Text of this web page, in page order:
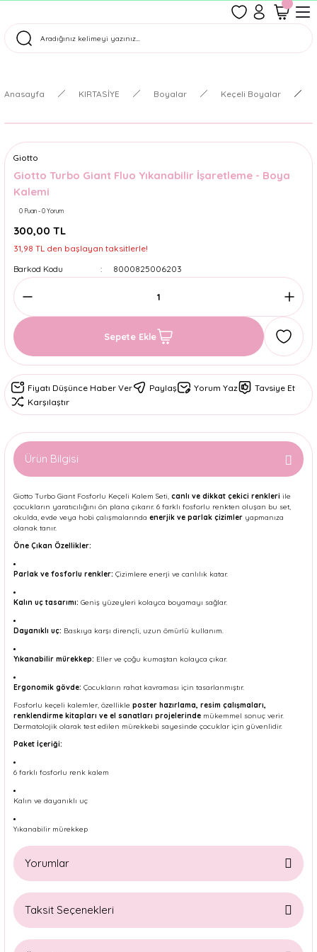
Tüm Siparişler Aynı Gün Kargoda!
Anasayfa KIRTASİYE Boyalar Keçeli Boyalar
Giotto
Giotto Turbo Giant Fluo Yıkanabilir İşaretleme - Boya
Kalemi
0 Puan - 0 Yorum
300,00 TL
31,98 TL den başlayan taksitlerle!
Barkod Kodu
8000825006203
Sepete Ekle
Fiyatı Düşünce Haber Ver Paylaş Yorum Yaz
Tavsiye Et
Karşılaştır
Ürün Bilgisi
Giotto Turbo Giant Fosforlu Keçeli Kalem Seti, canlı ve dikkat çekici renkleri ile
çocukların yaratıcılığını ön plana çıkarır. 6 farklı fosforlu renkten oluşan bu set,
okulda, evde veya hobi çalışmalarında enerjik ve parlak çizimler yapmanıza
olanak tanır.
Öne Çıkan Özellikler:
Parlak ve fosforlu renkler: Çizimlere enerji ve canlılık katar.
Kalın uç tasarımı: Geniş yüzeyleri kolayca boyamayı sağlar.
Dayanıklı uç: Baskıya karşı dirençli, uzun ömürlü kullanım.
Yıkanabilir mürekkep: Eller ve çoğu kumaştan kolayca çıkar.
Ergonomik gövde: Çocukların rahat kavraması için tasarlanmıştır.
Fosforlu keçeli kalemler, özellikle poster hazırlama, resim çalışmaları,
renklendirme kitapları ve el sanatları projelerinde mükemmel sonuç verir.
Dermatolojik olarak test edilen mürekkebi sayesinde çocuklar için güvenlidir.
Paket İçeriği:
6 farklı fosforlu renk kalem
Kalın ve dayanıklı uç
Yıkanabilir mürekkep
Yorumlar
Taksit Seçenekleri